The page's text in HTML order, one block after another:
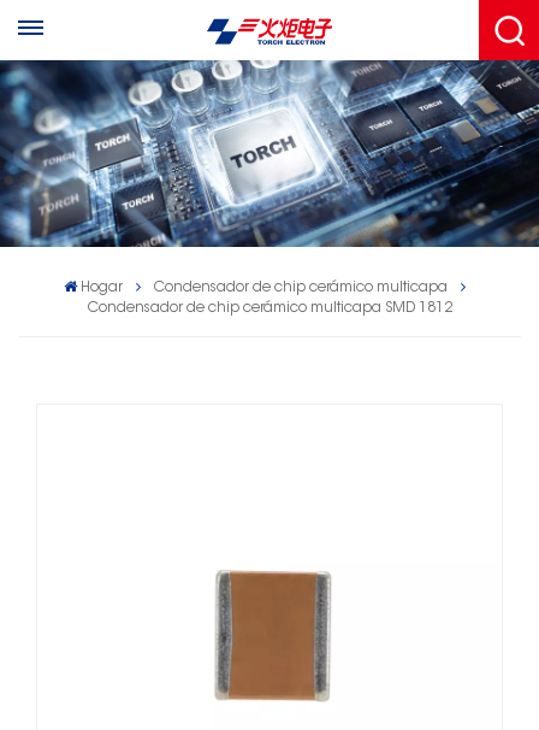
Hogar
Condensador de chip cerámico multicapa
Condensador de chip cerámico multicapa SMD 1812